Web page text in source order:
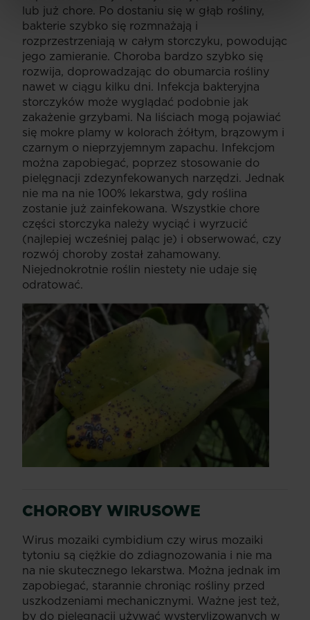
lub już chore. Po dostaniu się w głąb rośliny,
bakterie szybko się rozmnażają i
rozprzestrzeniają w całym storczyku, powodując
jego zamieranie. Choroba bardzo szybko się
rozwija, doprowadzając do obumarcia rośliny
nawet w ciągu kilku dni. Infekcja bakteryjna
storczyków może wyglądać podobnie jak
zakażenie grzybami. Na liściach mogą pojawiać
się mokre plamy w kolorach żółtym, brązowym i
czarnym o nieprzyjemnym zapachu. Infekcjom
można zapobiegać, poprzez stosowanie do
pielęgnacji zdezynfekowanych narzędzi. Jednak
nie ma na nie 100% lekarstwa, gdy roślina
zostanie już zainfekowana. Wszystkie chore
części storczyka należy wyciąć i wyrzucić
(najlepiej wcześniej paląc je) i obserwować, czy
rozwój choroby został zahamowany.
Niejednokrotnie roślin niestety nie udaje się
odratować.
CHOROBY WIRUSOWE
Wirus mozaiki cymbidium czy wirus mozaiki
tytoniu są ciężkie do zdiagnozowania i nie ma
na nie skutecznego lekarstwa. Można jednak im
zapobiegać, starannie chroniąc rośliny przed
uszkodzeniami mechanicznymi. Ważne jest też,
by do pielęgnacji używać wysterylizowanych w